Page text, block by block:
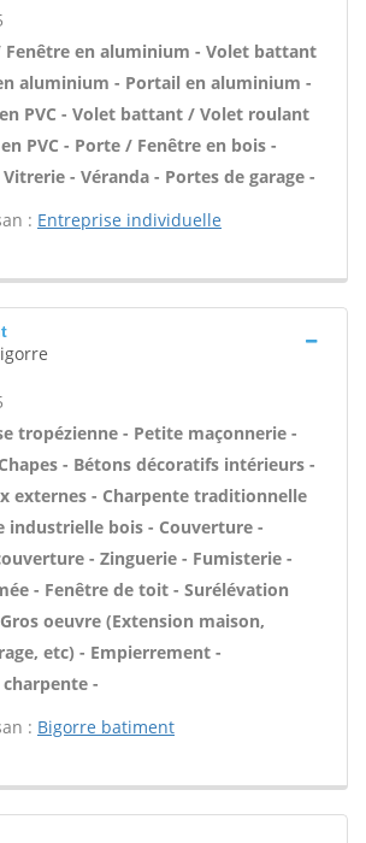
Fenêtre en aluminium - Volet battant
aluminium - Portail en aluminium -
PVC - Volet battant / Volet roulant
PVC - Porte / Fenêtre en bois -
- Véranda - Portes de garage -
: Entreprise individuelle
tropézienne - Petite maçonnerie -
- Bétons décoratifs intérieurs -
externes - Charpente traditionnelle
industrielle bois - Couverture -
- Zinguerie - Fumisterie -
- Fenêtre de toit - Surélévation
oeuvre (Extension maison,
etc) - Empierrement -
-
: Bigorre batiment